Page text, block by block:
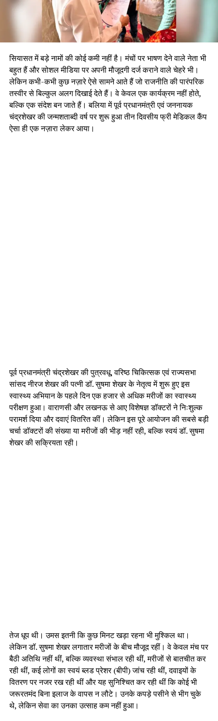
सियासत में बड़े नामों की कोई कमी नहीं है। मंचों पर भाषण देने वाले नेता भी
बहुत हैं और सोशल मीडिया पर अपनी मौजूदगी दर्ज कराने वाले चेहरे भी।
लेकिन कभी-कभी कुछ नज़ारे ऐसे सामने आते हैं जो राजनीति की पारंपरिक
तस्वीर से बिल्कुल अलग दिखाई देते हैं। वे केवल एक कार्यक्रम नहीं होते,
बल्कि एक संदेश बन जाते हैं। बलिया में पूर्व प्रधानमंत्री एवं जननायक
चंद्रशेखर की जन्मशताब्दी वर्ष पर शुरू हुआ तीन दिवसीय फ्री मेडिकल कैंप
ऐसा ही एक नज़ारा लेकर आया।
पूर्व प्रधानमंत्री चंद्रशेखर की पुत्रवधू, वरिष्ठ चिकित्सक एवं राज्यसभा
सांसद नीरज शेखर की पत्नी डॉ. सुषमा शेखर के नेतृत्व में शुरू हुए इस
स्वास्थ्य अभियान के पहले दिन एक हजार से अधिक मरीजों का स्वास्थ्य
परीक्षण हुआ। वाराणसी और लखनऊ से आए विशेषज्ञ डॉक्टरों ने निःशुल्क
परामर्श दिया और दवाएं वितरित कीं। लेकिन इस पूरे आयोजन की सबसे बड़ी
चर्चा डॉक्टरों की संख्या या मरीजों की भीड़ नहीं रही, बल्कि स्वयं डॉ. सुषमा
शेखर की सक्रियता रही।
तेज धूप थी। उमस इतनी कि कुछ मिनट खड़ा रहना भी मुश्किल था।
लेकिन डॉ. सुषमा शेखर लगातार मरीजों के बीच मौजूद रहीं। वे केवल मंच पर
बैठी अतिथि नहीं थीं, बल्कि व्यवस्था संभाल रही थीं, मरीजों से बातचीत कर
रही थीं, कई लोगों का स्वयं ब्लड प्रेशर (बीपी) जांच रही थीं, दवाइयों के
वितरण पर नजर रख रही थीं और यह सुनिश्चित कर रही थीं कि कोई भी
जरूरतमंद बिना इलाज के वापस न लौटे। उनके कपड़े पसीने से भीग चुके
थे, लेकिन सेवा का उनका उत्साह कम नहीं हुआ।